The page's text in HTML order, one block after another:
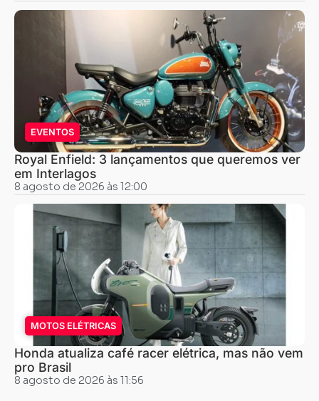
EVENTOS
Royal Enfield: 3 lançamentos que queremos ver
em Interlagos
8 agosto de 2026 às 12:00
MOTOS ELÉTRICAS
Honda atualiza café racer elétrica, mas não vem
pro Brasil
8 agosto de 2026 às 11:56